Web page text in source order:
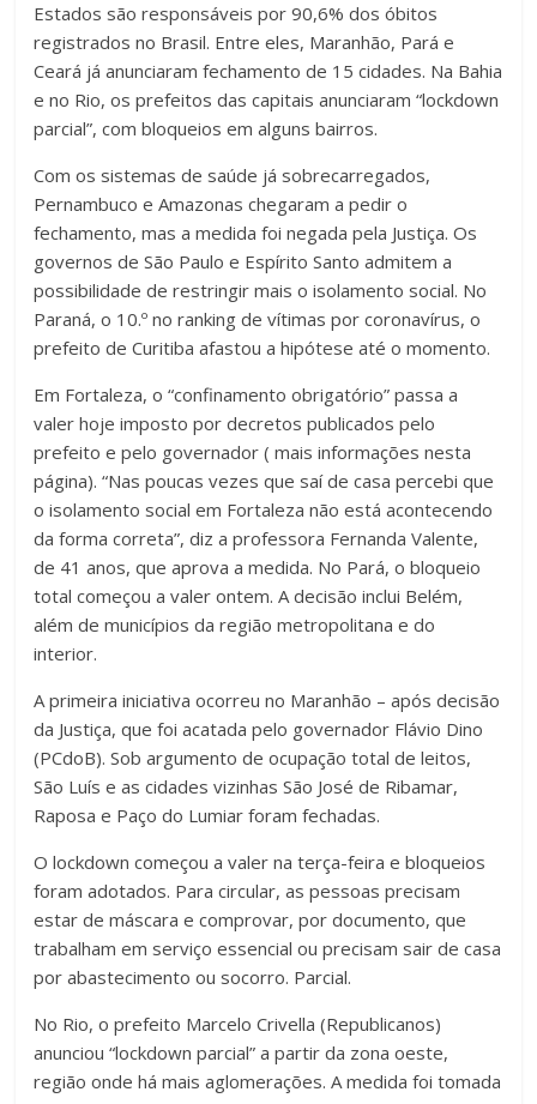
Estados são responsáveis por 90,6% dos óbitos
registrados no Brasil. Entre eles, Maranhão, Pará e
Ceará já anunciaram fechamento de 15 cidades. Na Bahia
e no Rio, os prefeitos das capitais anunciaram “lockdown
parcial”, com bloqueios em alguns bairros.
Com os sistemas de saúde já sobrecarregados,
Pernambuco e Amazonas chegaram a pedir o
fechamento, mas a medida foi negada pela Justiça. Os
governos de São Paulo e Espírito Santo admitem a
possibilidade de restringir mais o isolamento social. No
Paraná, o 10.º no ranking de vítimas por coronavírus, o
prefeito de Curitiba afastou a hipótese até o momento.
Em Fortaleza, o “confinamento obrigatório” passa a
valer hoje imposto por decretos publicados pelo
prefeito e pelo governador ( mais informações nesta
página). “Nas poucas vezes que saí de casa percebi que
o isolamento social em Fortaleza não está acontecendo
da forma correta”, diz a professora Fernanda Valente,
de 41 anos, que aprova a medida. No Pará, o bloqueio
total começou a valer ontem. A decisão inclui Belém,
além de municípios da região metropolitana e do
interior.
A primeira iniciativa ocorreu no Maranhão – após decisão
da Justiça, que foi acatada pelo governador Flávio Dino
(PCdoB). Sob argumento de ocupação total de leitos,
São Luís e as cidades vizinhas São José de Ribamar,
Raposa e Paço do Lumiar foram fechadas.
O lockdown começou a valer na terça-feira e bloqueios
foram adotados. Para circular, as pessoas precisam
estar de máscara e comprovar, por documento, que
trabalham em serviço essencial ou precisam sair de casa
por abastecimento ou socorro. Parcial.
No Rio, o prefeito Marcelo Crivella (Republicanos)
anunciou “lockdown parcial” a partir da zona oeste,
região onde há mais aglomerações. A medida foi tomada